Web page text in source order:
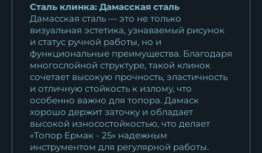
Сталь клинка: Дамасская сталь
Дамасская сталь — это не только
визуальная эстетика, узнаваемый рисунок
и статус ручной работы, но и
функциональные преимущества. Благодаря
многослойной структуре, такой клинок
сочетает высокую прочность, эластичность
и отличную стойкость к излому, что
особенно важно для топора. Дамаск
хорошо держит заточку и обладает
высокой износостойкостью, что делает
«Топор Ермак - 25» надежным
инструментом для регулярной работы.